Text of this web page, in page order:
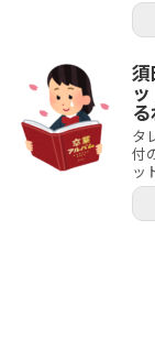
タ
付
ッ